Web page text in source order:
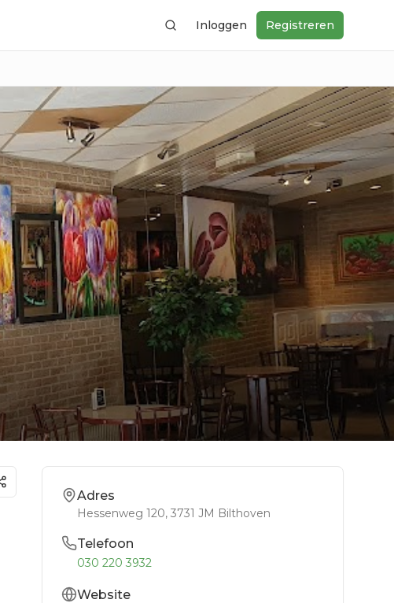
ZoekenInloggen Registreren
Adres
Hessenweg 120, 3731 JM Bilthoven
Telefoon
030 220 3932
Website